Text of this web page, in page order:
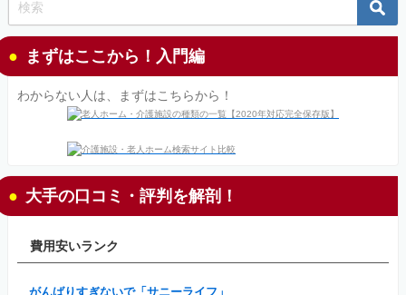
まずはここから！入門編
わからない人は、まずはこちらから！
大手の口コミ・評判を解剖！
費用安いランク
がんばりすぎないで「サニーライフ」